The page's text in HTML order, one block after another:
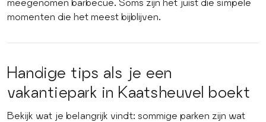
momenten die het meest bijblijven.
Handige tips als je een
vakantiepark in Kaatsheuvel boekt
Bekijk wat je belangrijk vindt: sommige parken zijn wat